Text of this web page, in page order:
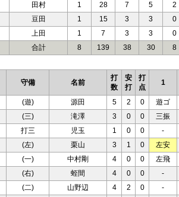
田村
1 28 7 5 2
豆田
1 15 3 3 0
上田
1 7 3 3 0
合計
8 139 38 30 8
守備 名前
打
数
安
打
打
点
1
(遊) 源田 5 2 0 遊ゴ
(三) 滝澤 3 0 0 三振
打三
児玉 1 0 0 -
(左) 栗山 3 1 0 左安
(一) 中村剛 4 0 0 左飛
(右) 蛭間 4 0 0 -
(二) 山野辺 4 2 0 -